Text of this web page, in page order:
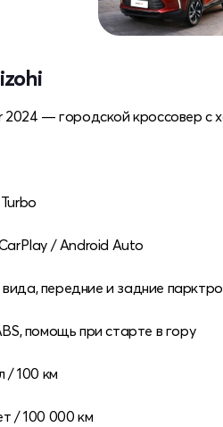
2024 — городской кроссовер с
/ Android Auto
передние и задние
помощь при старте в гору
/ 100 км
/ 100 000 км